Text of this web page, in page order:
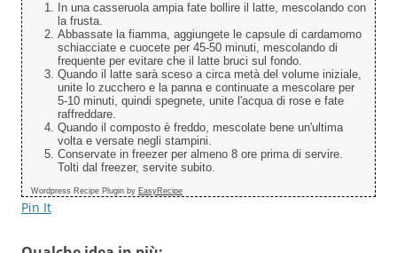
In una casseruola ampia fate bollire il latte, mescolando con
la frusta.
Abbassate la fiamma, aggiungete le capsule di cardamomo
schiacciate e cuocete per 45-50 minuti, mescolando di
frequente per evitare che il latte bruci sul fondo.
Quando il latte sarà sceso a circa metà del volume iniziale,
unite lo zucchero e la panna e continuate a mescolare per
5-10 minuti, quindi spegnete, unite l'acqua di rose e fate
raffreddare.
Quando il composto è freddo, mescolate bene un'ultima
volta e versate negli stampini.
Conservate in freezer per almeno 8 ore prima di servire.
Tolti dal freezer, servite subito.
Wordpress Recipe Plugin by EasyRecipe
Pin It